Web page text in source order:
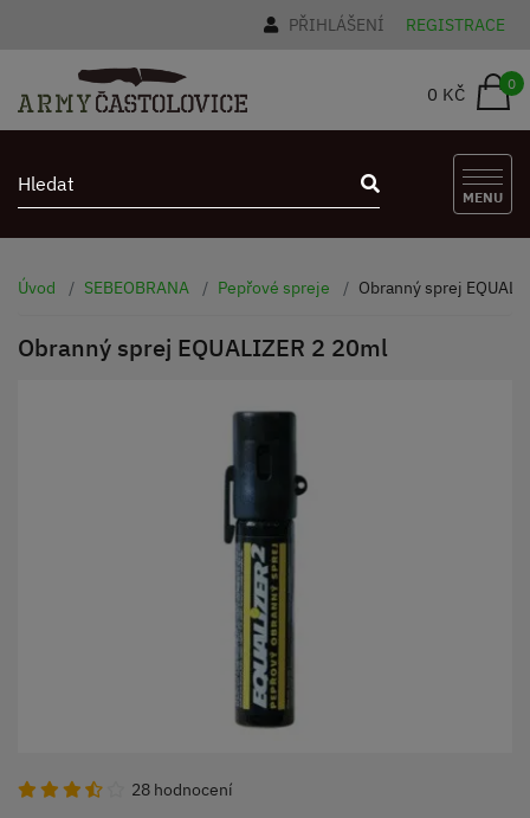
PŘIHLÁŠENÍ REGISTRACE
0 KČ 0
MENU
Úvod SEBEOBRANA Pepřové spreje Obranný sprej
Obranný sprej EQUALIZER 2 20ml
28 hodnocení